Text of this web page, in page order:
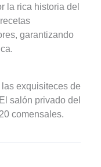
la rica historia del
garantizando
exquisiteces de
salón privado del
comensales.